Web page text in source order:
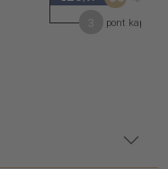
pont kapható